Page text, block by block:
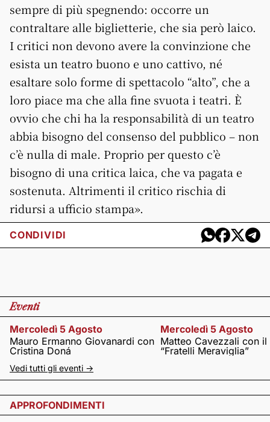
sempre di più spegnendo: occorre un
contraltare alle biglietterie, che sia però laico.
I critici non devono avere la convinzione che
esista un teatro buono e uno cattivo, né
esaltare solo forme di spettacolo “alto”, che a
loro piace ma che alla fine svuota i teatri. È
ovvio che chi ha la responsabilità di un teatro
abbia bisogno del consenso del pubblico – non
c’è nulla di male. Proprio per questo c’è
bisogno di una critica laica, che va pagata e
sostenuta. Altrimenti il critico rischia di
ridursi a ufficio stampa».
CONDIVIDI
Eventi
Mercoledì 5 Agosto
Mauro Ermanno Giovanardi con
Cristina Doná
Mercoledì 5 Agosto
Matteo Cavezzali con il
“Fratelli Meraviglia”
Vedi tutti gli eventi ->
APPROFONDIMENTI